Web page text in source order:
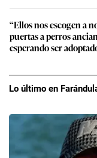
“Ellos nos escogen a
puertas a perros
esperando ser
Lo último en